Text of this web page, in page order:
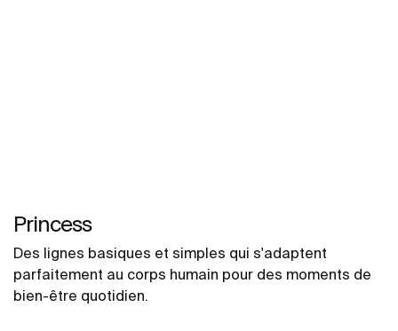
Princess
Des lignes basiques et simples qui s'adaptent
parfaitement au corps humain pour des moments de
bien-être quotidien.